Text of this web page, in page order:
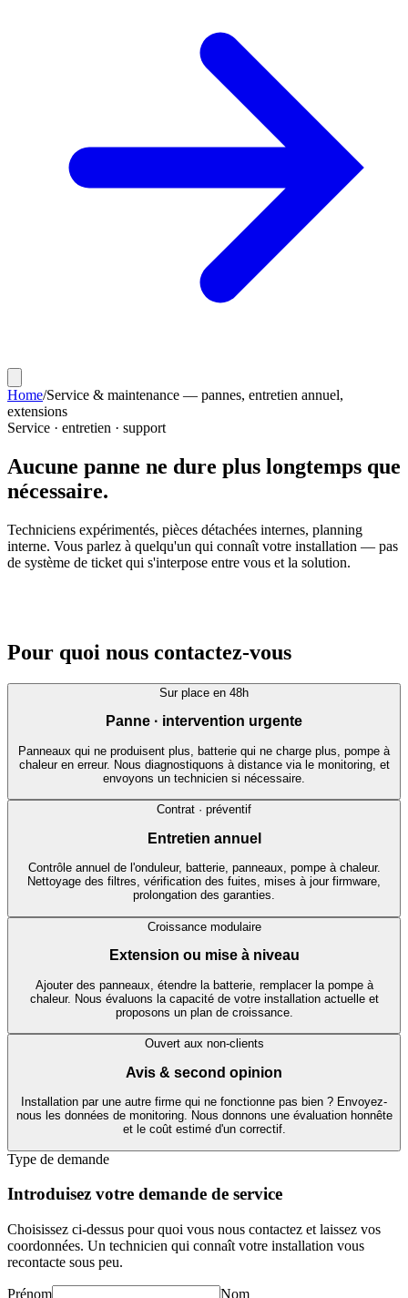
Home/Service & maintenance — pannes, entretien annuel,
extensions
Service · entretien · support
Aucune panne ne dure plus longtemps que
nécessaire.
Techniciens expérimentés, pièces détachées internes, planning
interne. Vous parlez à quelqu'un qui connaît votre installation — pas
de système de ticket qui s'interpose entre vous et la solution.
Pour quoi nous contactez-vous
Sur place en 48h
Panne · intervention urgente
Panneaux qui ne produisent plus, batterie qui ne charge plus, pompe à
chaleur en erreur. Nous diagnostiquons à distance via le monitoring, et
envoyons un technicien si nécessaire.
Contrat · préventif
Entretien annuel
Contrôle annuel de l'onduleur, batterie, panneaux, pompe à chaleur.
Nettoyage des filtres, vérification des fuites, mises à jour firmware,
prolongation des garanties.
Croissance modulaire
Extension ou mise à niveau
Ajouter des panneaux, étendre la batterie, remplacer la pompe à
chaleur. Nous évaluons la capacité de votre installation actuelle et
proposons un plan de croissance.
Ouvert aux non-clients
Avis & second opinion
Installation par une autre firme qui ne fonctionne pas bien ? Envoyez-
nous les données de monitoring. Nous donnons une évaluation honnête
et le coût estimé d'un correctif.
Type de demande
Introduisez votre demande de service
Choisissez ci-dessus pour quoi vous nous contactez et laissez vos
coordonnées. Un technicien qui connaît votre installation vous
recontacte sous peu.
Prénom Nom